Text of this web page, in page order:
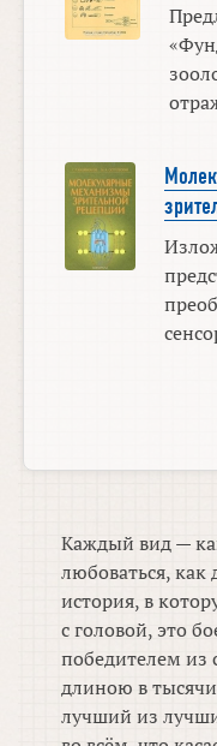
Каждый вид —
любоваться,
история, в
с головой, это
победителем из
длиною в
лучший из